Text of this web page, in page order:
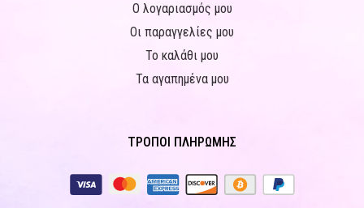
Ο λογαριασμός μου
Οι παραγγελίες μου
Το καλάθι μου
Τα αγαπημένα μου
ΤΡΟΠΟΙ ΠΛΗΡΩΜΗΣ